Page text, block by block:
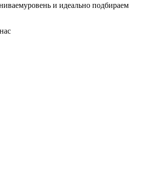
уровень и идеально подбираем